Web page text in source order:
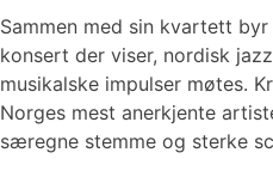
Sammen med sin kvartett
konsert der viser, nordisk
musikalske impulser møtes.
Norges mest anerkjente
særegne stemme og sterke